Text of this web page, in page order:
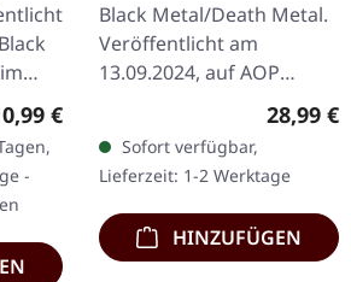
auf
Preis:
€
-
Black Metal/Death Metal.
Veröffentlicht am
13.09.2024, auf AOP
Records. Schwarzes
Doppel-Vinyl im Gatefold-
Cover. Agrypnie
entfesseln mit „Erg" ihr…
28,99 €
Sofort verfügbar,
Lieferzeit: 1-2 Werktage
HINZUFÜGEN